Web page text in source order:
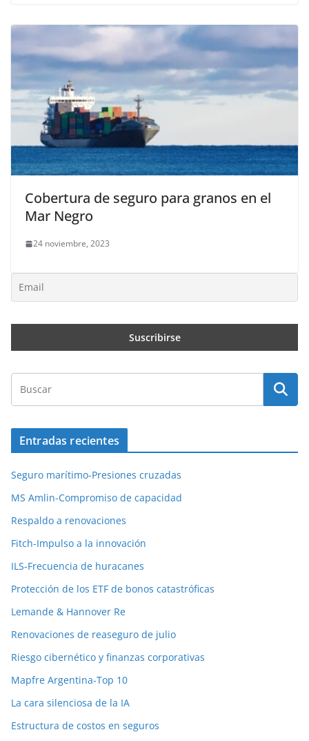
Cobertura de seguro para granos en el
Mar Negro
24 noviembre, 2023
Entradas recientes
Seguro marítimo-Presiones cruzadas
MS Amlin-Compromiso de capacidad
Respaldo a renovaciones
Fitch-Impulso a la innovación
ILS-Frecuencia de huracanes
Protección de los ETF de bonos catastróficas
Lemande & Hannover Re
Renovaciones de reaseguro de julio
Riesgo cibernético y finanzas corporativas
Mapfre Argentina-Top 10
La cara silenciosa de la IA
Estructura de costos en seguros